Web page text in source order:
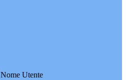
Nome Utente